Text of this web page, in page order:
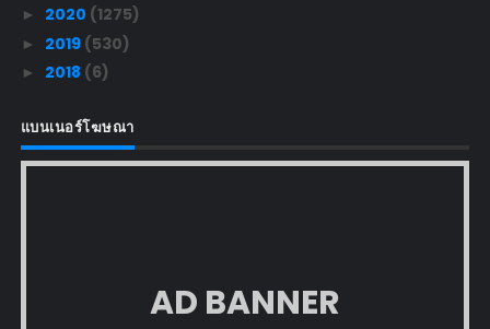
► 2020 (1275)
► 2019 (530)
► 2018 (6)
แบนเนอร์โฆษณา
AD BANNER